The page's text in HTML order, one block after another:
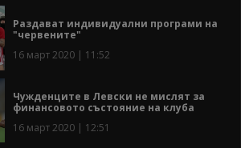
Раздават индивидуални програми на
"червените"
16 март 2020 | 11:52
Чужденците в Левски не мислят за
финансовото състояние на клуба
16 март 2020 | 12:51